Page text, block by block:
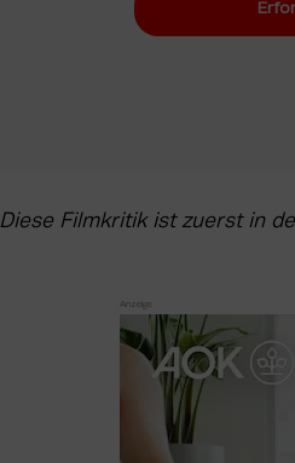
Diese Filmkritik ist zuerst in